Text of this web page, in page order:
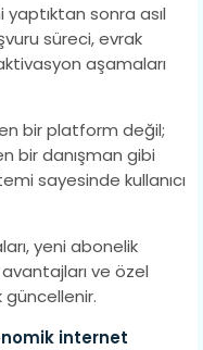
yaptıktan sonra asıl
süreci, evrak
aşamaları
bir platform değil;
bir danışman gibi
sayesinde kullanıcı
yeni abonelik
ve özel
güncellenir.
internet